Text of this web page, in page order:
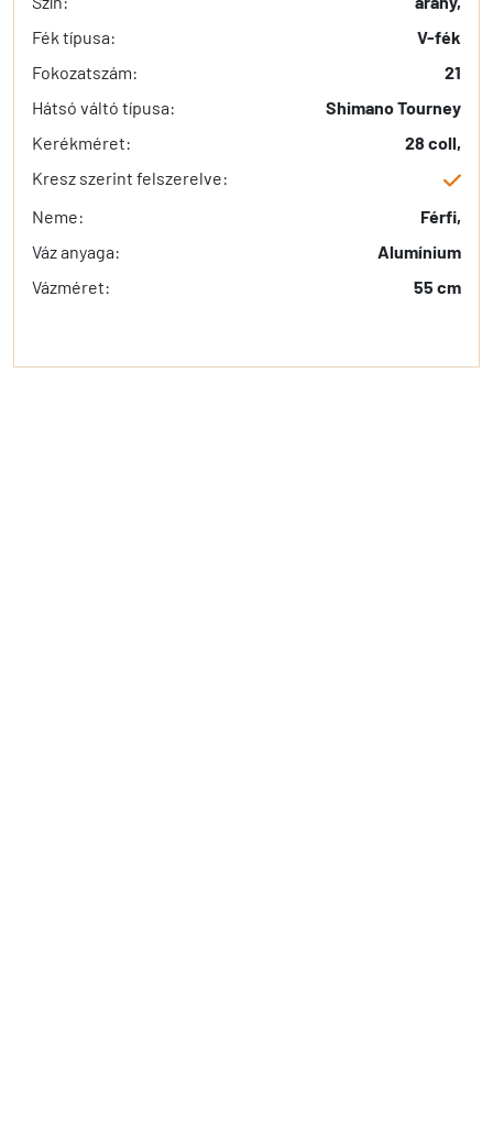
Fék típusa:
V-fék
Fokozatszám:
21
Hátsó váltó típusa:
Shimano Tourney
Kerékméret:
28 coll,
Kresz szerint felszerelve:
Neme:
Férfi,
Váz anyaga:
Alumínium
Vázméret:
55 cm